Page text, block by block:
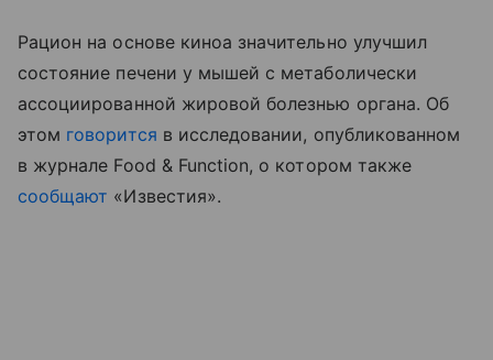
Рацион на основе киноа значительно улучшил
состояние печени у мышей с метаболически
ассоциированной жировой болезнью органа. Об
этом говорится в исследовании, опубликованном
в журнале Food & Function, о котором также
сообщают «Известия».